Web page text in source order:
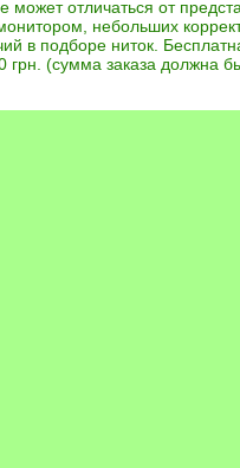
может отличаться от
небольших
в подборе ниток.
грн. (сумма заказа должна